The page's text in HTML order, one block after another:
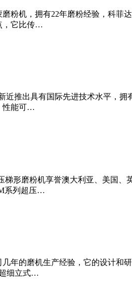
粉机，拥有22年磨粉经验，科菲
，它比传…
近推出具有国际先进技术水平，
性能可…
梯形磨粉机享誉澳大利亚、美国
系列超压…
年的磨机生产经验，它的设计和
细立式…